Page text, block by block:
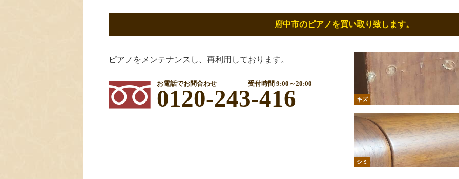
府中市のピアノを買い取り致します。
ピアノをメンテナンスし、再利用しております。
お電話でお問合わせ 受付時間 9:00～20:00
0120-243-416 キズ
シミ